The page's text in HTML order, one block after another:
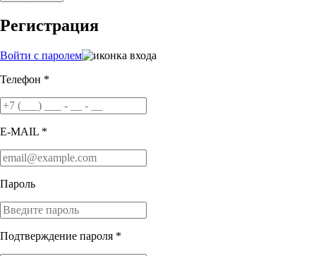
Регистрация
Войти с паролем
Телефон *
E-MAIL *
Пароль
Подтверждение пароля *